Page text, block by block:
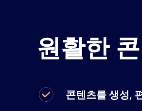
원활한
콘텐츠를 생성,